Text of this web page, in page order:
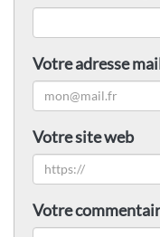
Votre adresse
Votre site web
Votre